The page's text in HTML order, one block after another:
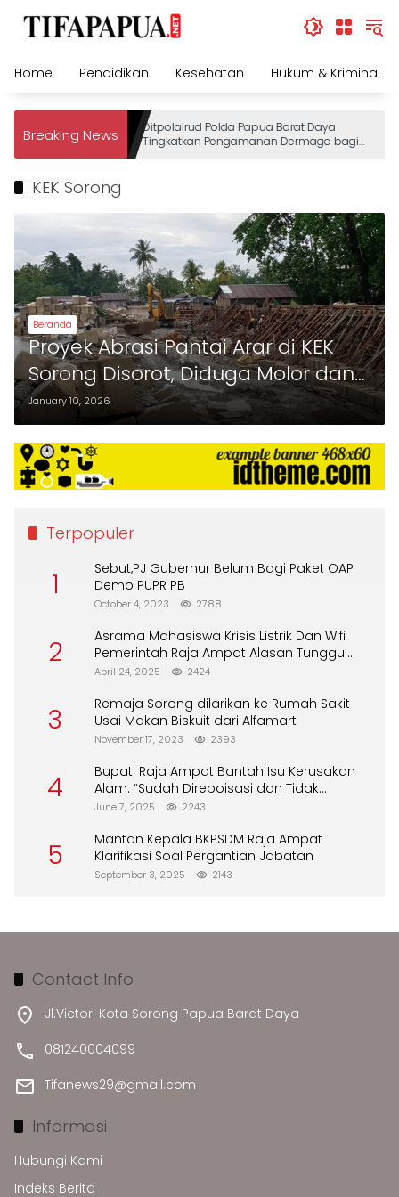
Home
Pendidikan Kesehatan Hukum & Kriminal
Breaking News
Ditpolairud Polda Papua Barat Daya
Tingkatkan Pengamanan Dermaga bagi
Wisatawan
KEK Sorong
Beranda
Proyek Abrasi Pantai Arar di KEK
Sorong Disorot, Diduga Molor dan
Kurang Volume
January 10, 2026
Terpopuler
1
Sebut,PJ Gubernur Belum Bagi Paket OAP
Demo PUPR PB
October 4, 2023 2788
2
Asrama Mahasiswa Krisis Listrik Dan Wifi
Pemerintah Raja Ampat Alasan Tunggu
DPA
April 24, 2025 2424
3
Remaja Sorong dilarikan ke Rumah Sakit
Usai Makan Biskuit dari Alfamart
November 17, 2023 2393
4
Bupati Raja Ampat Bantah Isu Kerusakan
Alam: “Sudah Direboisasi dan Tidak
Merusak Lingkungan”
June 7, 2025 2243
5
Mantan Kepala BKPSDM Raja Ampat
Klarifikasi Soal Pergantian Jabatan
September 3, 2025 2143
Contact Info
Jl.Victori Kota Sorong Papua Barat Daya
081240004099
Tifanews29@gmail.com
Informasi
Hubungi Kami
Indeks Berita